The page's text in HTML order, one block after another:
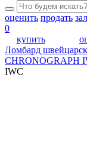
оценить продать
0
купить
Ломбард
CHRONOGRAPH
IWC